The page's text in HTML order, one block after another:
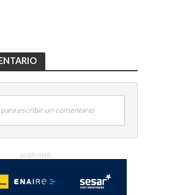
para escribir un comentario